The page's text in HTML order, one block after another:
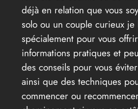
déjà en relation que vous
solo ou un couple curieux je
spécialement pour vous
informations pratiques et
des conseils pour vous
ainsi que des techniques
commencer ou